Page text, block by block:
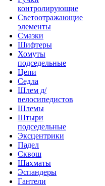
контролирующие
Светоотражающие
элементы
Смазки
Шифтеры
Хомуты
подседельные
Цепи
Седла
Шлем д/
велосипедистов
Шлемы
Штыри
подседельные
Эксцентрики
Падел
Сквош
Шахматы
Эспандеры
Гантели